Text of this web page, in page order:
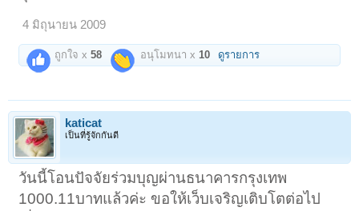
4 มิถุนายน 2009
ถูกใจ x58 อนุโมทนา x 10 ดูรายการ
katicat
เป็นที่รู้จักกันดี
วันนี้โอนปัจจัยร่วมบุญผ่านธนาคารกรุงเทพ
1000.11บาทแล้วค่ะ ขอให้เว็บเจริญเติบโตต่อไป